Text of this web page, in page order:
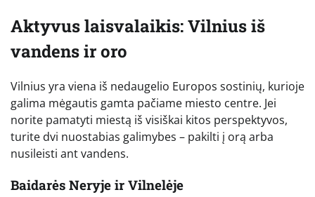
Aktyvus laisvalaikis: Vilnius iš
vandens ir oro
Vilnius yra viena iš nedaugelio Europos sostinių, kurioje
galima mėgautis gamta pačiame miesto centre. Jei
norite pamatyti miestą iš visiškai kitos perspektyvos,
turite dvi nuostabias galimybes – pakilti į orą arba
nusileisti ant vandens.
Baidarės Neryje ir Vilnelėje